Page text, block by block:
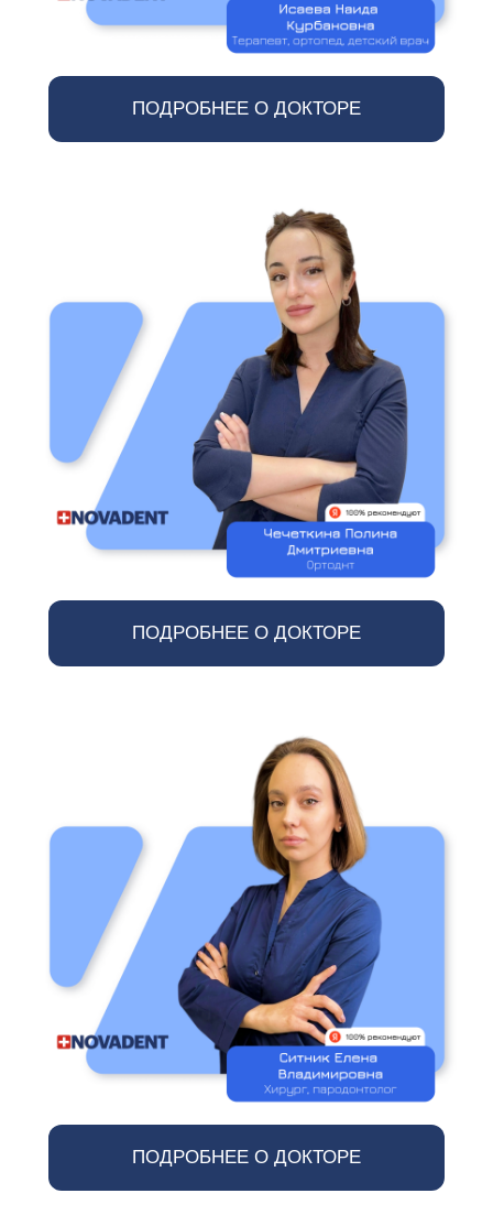
ПОДРОБНЕЕ О ДОКТОРЕ
ПОДРОБНЕЕ О ДОКТОРЕ
ПОДРОБНЕЕ О ДОКТОРЕ